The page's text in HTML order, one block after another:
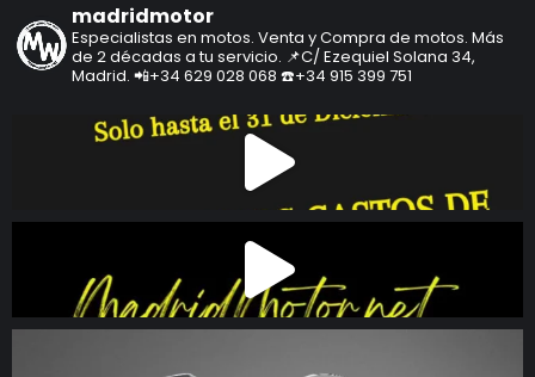
madridmotor
Especialistas en motos. Venta y Compra de motos. Más
de 2 décadas a tu servicio. 📌C/ Ezequiel Solana 34,
Madrid. 📲+34 629 028 068 ☎️+34 915 399 751